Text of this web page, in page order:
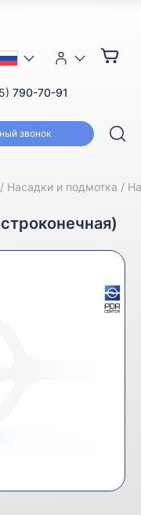
звонок
790-70-91
Насадки и подмотка